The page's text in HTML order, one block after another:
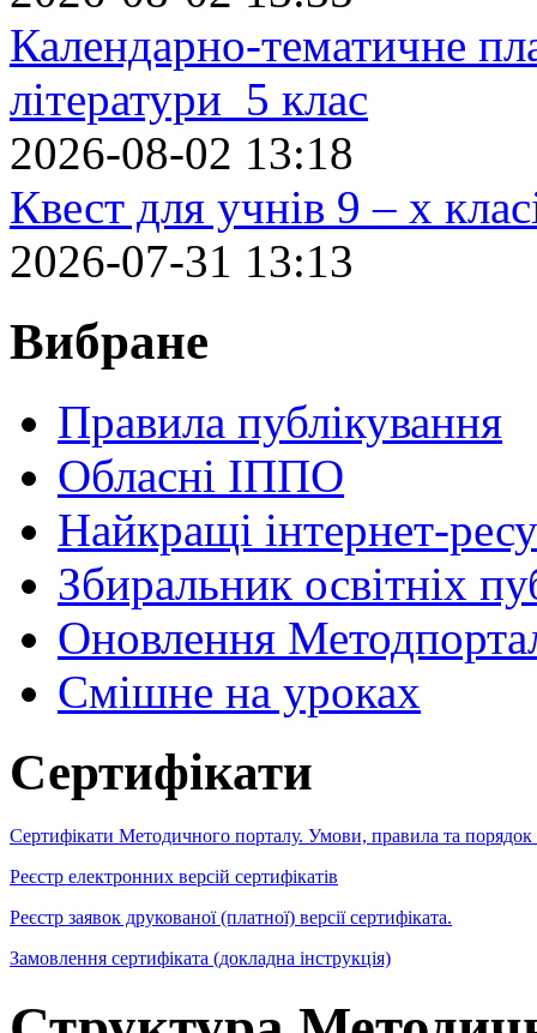
Календарно-тематичне
літератури 5 клас
2026-08-02 13:18
Квест для учнів 9 – х
2026-07-31 13:13
Вибране
Правила публікування
Обласні ІППО
Найкращі інтернет-
Збиральник освітніх
Оновлення
Cмішне на уроках
Сертифікати
Сертифікати Методичного порталу. Умови, правила та порядок
Реєстр електронних версій сертифікатів
Реєстр заявок друкованої (платної) версії сертифіката.
Замовлення сертифіката (докладна інструкція)